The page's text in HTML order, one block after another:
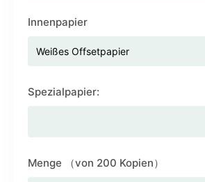
Innenpapier
Spezialpapier:
Menge （von 200 Kopien）